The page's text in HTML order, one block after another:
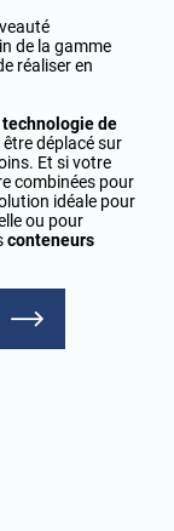
de la gamme
réaliser en
de
déplacé sur
Et si votre
combinées pour
idéale pour
ou pour
conteneurs